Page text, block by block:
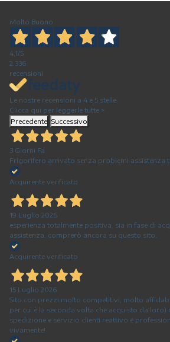
Molto Buono
4,1/5
2.336
recensioni
Le nostre recensioni a 4 e 5 stelle.
Clicca qui per leggerle tutte >
Precedente Successivo
3 Giorni Fa
Frigorifero arrivato senza problemi assistenza
Acquirente verificato
19 Luglio 2026
esperienza totalmente positiva, sia in fase di
assistenza. comprerò ancora su questo sito.
Acquirente verificato
15 Luglio 2026
Sito con prezzi molto competitivi, molto
per cui è la seconda volta che acquisto da loro)
spedizione e servizio clienti reattivo e
vivamente!